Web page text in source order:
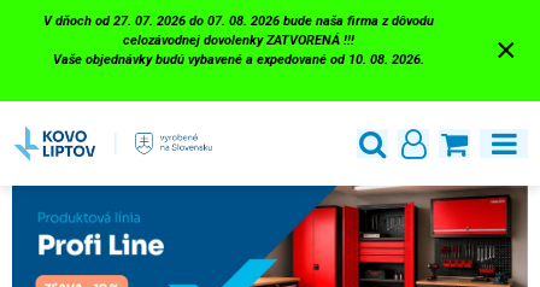
V dňoch od 27. 07. 2026 do 07. 08. 2026 bude naša firma z dôvodu
celozávodnej dovolenky ZATVORENÁ !!!
Vaše objednávky budú vybavené a expedované od 10. 08. 2026.
×